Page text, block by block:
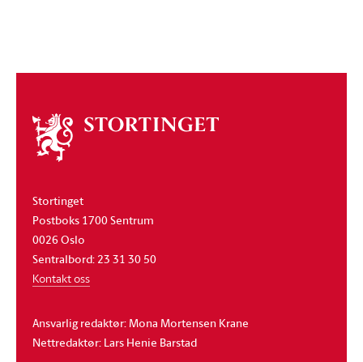
Om
stortinget
Stortinget
Postboks 1700 Sentrum
0026 Oslo
Sentralbord: 23 31 30 50
Kontakt oss
Ansvarlig redaktør: Mona Mortensen Krane
Nettredaktør: Lars Henie Barstad